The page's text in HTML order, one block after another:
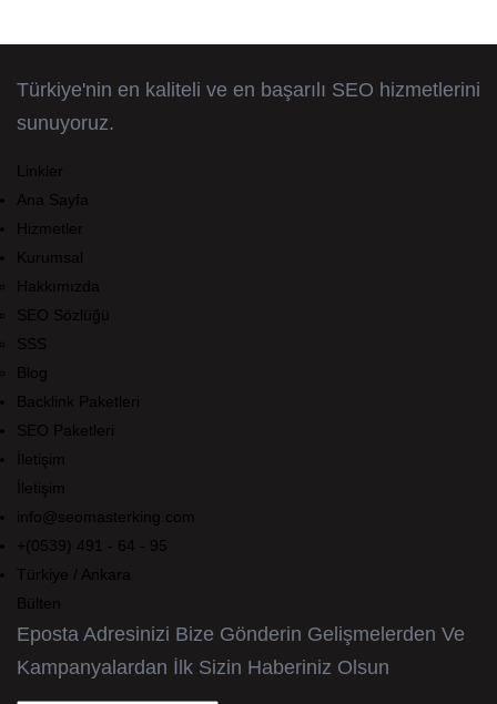
Türkiye'nin en kaliteli ve en başarılı SEO hizmetlerini
sunuyoruz.
Linkler
Ana Sayfa
Hizmetler
Kurumsal
Hakkımızda
SEO Sözlüğü
SSS
Blog
Backlink Paketleri
SEO Paketleri
İletişim
İletişim
info@seomasterking.com
+(0539) 491 - 64 - 95
Türkiye / Ankara
Bülten
Eposta Adresinizi Bize Gönderin Gelişmelerden Ve
Kampanyalardan İlk Sizin Haberiniz Olsun